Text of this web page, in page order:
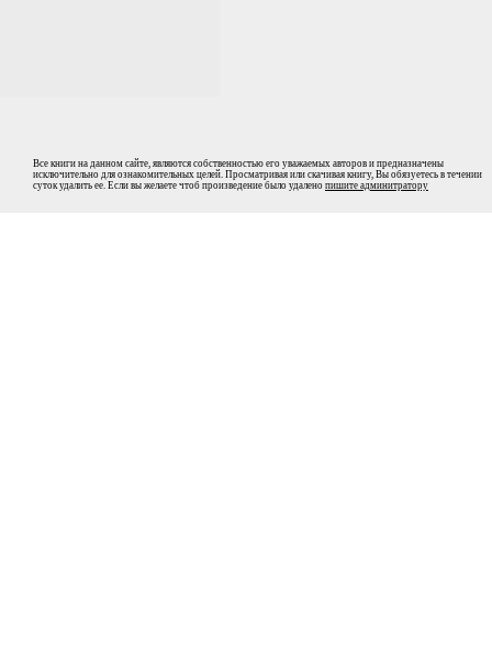
Все книги на данном сайте, являются собственностью его уважаемых авторов и предназначены
исключительно для ознакомительных целей. Просматривая или скачивая книгу, Вы обязуетесь в течении
суток удалить ее. Если вы желаете чтоб произведение было удалено пишите админитратору